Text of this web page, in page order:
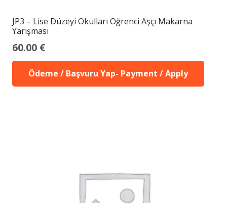
JP3 – Lise Düzeyi Okulları Öğrenci Aşçı Makarna
Yarışması
60.00 €
Ödeme / Başvuru Yap- Payment / Apply